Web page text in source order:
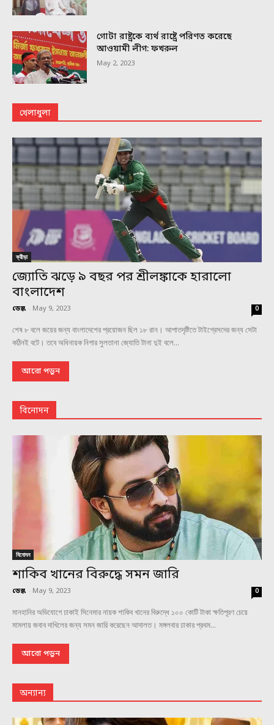
গোটা রাষ্ট্রকে ব্যর্থ রাষ্ট্রে পরিণত করেছে
আওয়ামী লীগ: ফখরুল
May 2, 2023
খেলাধুলা
ক্রীড়া
জ্যোতি ঝড়ে ৯ বছর পর শ্রীলঙ্কাকে হারালো
বাংলাদেশ
ডেস্ক - May 9, 2023 0
শেষ ৮ বলে জয়ের জন্য বাংলাদেশের প্রয়োজন ছিল ১৮ রান। আপাতদৃষ্টিতে টাইগ্রেসদের জন্য সেটা
কঠিনই বটে। তবে অধিনায়ক নিগার সুলতানা জ্যোতি টানা দুই বলে...
আরো পড়ুন
বিনোদন
বিনোদন
শাকিব খানের বিরুদ্ধে সমন জারি
ডেস্ক - May 9, 2023 0
মানহানির অভিযোগে ঢাকাই সিনেমার নায়ক শাকিব খানের বিরুদ্ধে ১০০ কোটি টাকা ক্ষতিপূরণ চেয়ে
মামলায় জবাব দাখিলের জন্য সমন জারি করেছেন আদালত। মঙ্গলবার ঢাকার প্রথম...
আরো পড়ুন
অন্যান্য